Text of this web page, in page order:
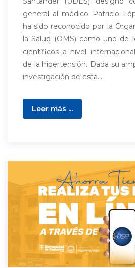
general al médico Patricio
ha sido reconocido por la
la Salud (OMS) como uno de
científicos a nivel
de la hipertensión. Dada su
investigación de esta...
Leer más ...